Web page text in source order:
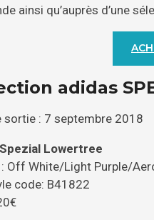
ainsi qu’auprès d’une
adidas
sortie : 7 septembre 2018
Lowertree
Off White/Light Purple/
code: B41822